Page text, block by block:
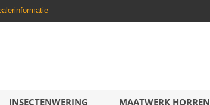
INSECTENWERING MAATWERK HORREN